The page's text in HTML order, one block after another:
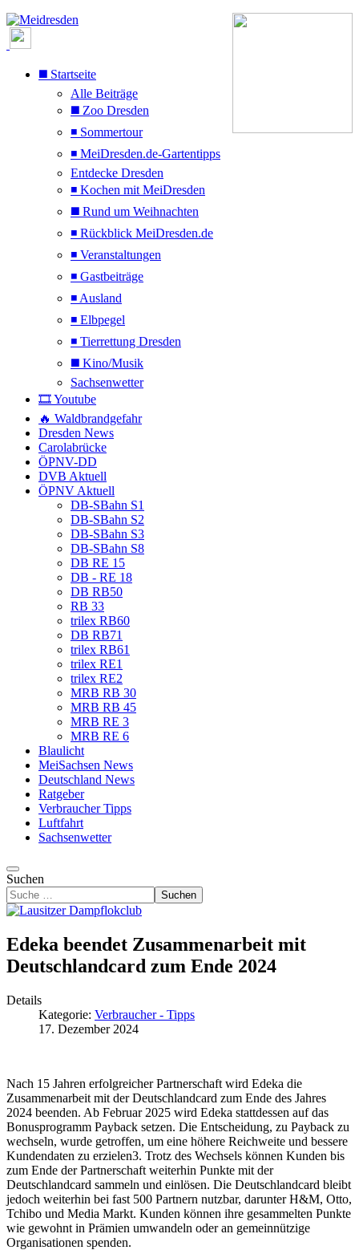
◼️ Startseite
Alle Beiträge
◼️ Zoo Dresden
◾ Sommertour
◾ MeiDresden.de-Gartentipps
Entdecke Dresden
◾ Kochen mit MeiDresden
◼️ Rund um Weihnachten
◾ Rückblick MeiDresden.de
◾ Veranstaltungen
◾ Gastbeiträge
◾ Ausland
◾ Elbpegel
◾ Tierrettung Dresden
◼️ Kino/Musik
Sachsenwetter
🎞️ Youtube
🔥 Waldbrandgefahr
Dresden News
Carolabrücke
ÖPNV-DD
DVB Aktuell
ÖPNV Aktuell
DB-SBahn S1
DB-SBahn S2
DB-SBahn S3
DB-SBahn S8
DB RE 15
DB - RE 18
DB RB50
RB 33
trilex RB60
DB RB71
trilex RB61
trilex RE1
trilex RE2
MRB RB 30
MRB RB 45
MRB RE 3
MRB RE 6
Blaulicht
MeiSachsen News
Deutschland News
Ratgeber
Verbraucher Tipps
Luftfahrt
Sachsenwetter
Suchen
Suchen
Edeka beendet Zusammenarbeit mit
Deutschlandcard zum Ende 2024
Details
Kategorie: Verbraucher - Tipps
17. Dezember 2024
Nach 15 Jahren erfolgreicher Partnerschaft wird Edeka die
Zusammenarbeit mit der Deutschlandcard zum Ende des Jahres
2024 beenden. Ab Februar 2025 wird Edeka stattdessen auf das
Bonusprogramm Payback setzen. Die Entscheidung, zu Payback zu
wechseln, wurde getroffen, um eine höhere Reichweite und bessere
Kundendaten zu erzielen3. Trotz des Wechsels können Kunden bis
zum Ende der Partnerschaft weiterhin Punkte mit der
Deutschlandcard sammeln und einlösen. Die Deutschlandcard bleibt
jedoch weiterhin bei fast 500 Partnern nutzbar, darunter H&M, Otto,
Tchibo und Media Markt. Kunden können ihre gesammelten Punkte
wie gewohnt in Prämien umwandeln oder an gemeinnützige
Organisationen spenden.